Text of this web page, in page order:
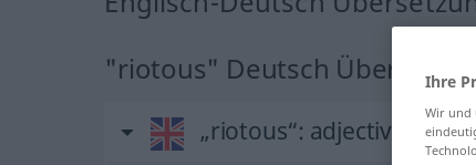
"riotous" Deutsch
„riotous“: adjective
Ihre
Wir und